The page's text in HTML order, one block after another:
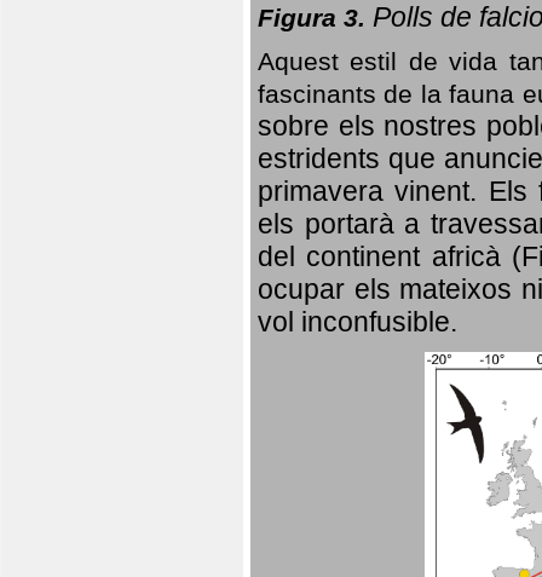
Figura 3. Polls de
Aquest estil de vida
fascinants de la fauna
sobre els nostres
estridents que
primavera vinent. Els
els portarà a
del continent africà
ocupar els mateixos
vol inconfusible.